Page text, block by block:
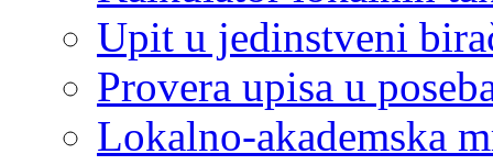
Upit u jedinstveni
Provera upisa u
Lokalno-akademska